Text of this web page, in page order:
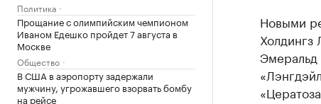
Политика
Прощание с олимпийским чемпионом
Иваном Едешко пройдет 7 августа в
Москве
Общество
В США в аэропорту задержали
мужчину, угрожавшего взорвать бомбу
на рейсе
Новыми
Эмеральд